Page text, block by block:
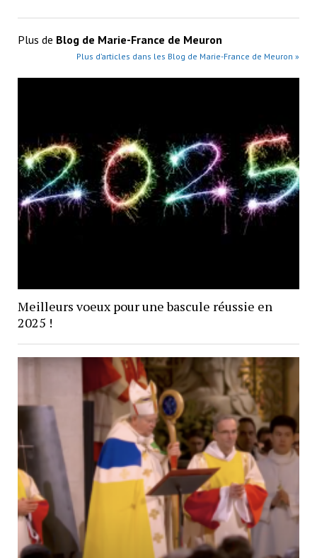
Plus de Blog de Marie-France de Meuron
Plus d’articles dans les Blog de Marie-France de Meuron »
Meilleurs voeux pour une bascule réussie en
2025 !